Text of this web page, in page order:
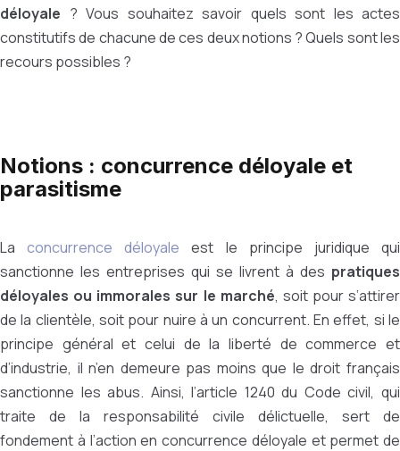
déloyale ? Vous souhaitez savoir quels sont les actes
constitutifs de chacune de ces deux notions ? Quels sont les
recours possibles ?
Notions : concurrence déloyale et
parasitisme
Laconcurrence déloyale est le principe juridique qui
sanctionne les entreprises qui se livrent à des pratiques
déloyales ou immorales sur le marché, soit pour s’attirer
de la clientèle, soit pour nuire à un concurrent. En effet, si le
principe général et celui de la liberté de commerce et
d’industrie, il n’en demeure pas moins que le droit français
sanctionne les abus. Ainsi, l’article 1240 du Code civil, qui
traite de la responsabilité civile délictuelle, sert de
fondement à l’action en concurrence déloyale et permet de